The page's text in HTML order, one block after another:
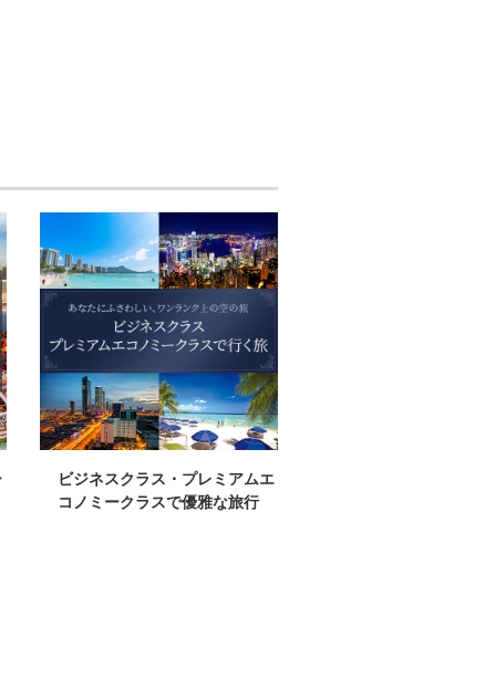
ビジネスクラス・プレミアムエ
コノミークラスで優雅な旅行